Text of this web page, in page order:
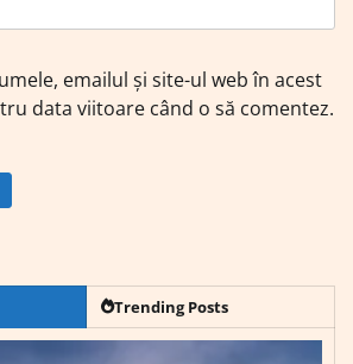
emailul și site-ul web în acest
data viitoare când o să comentez.
Trending Posts